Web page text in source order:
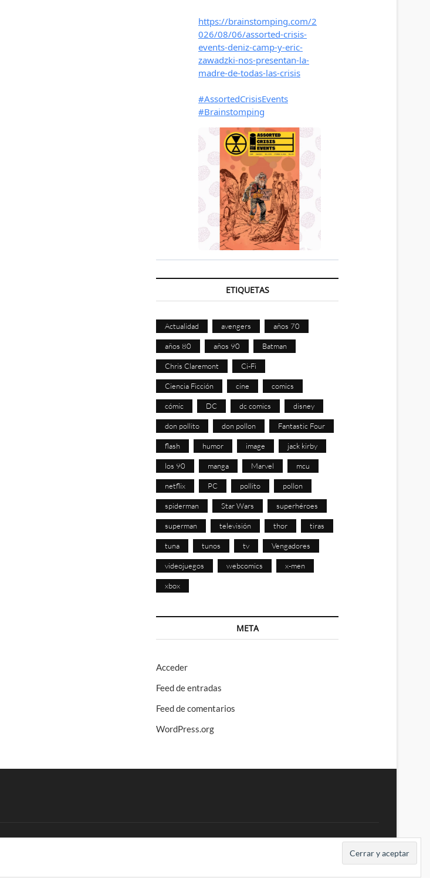
ETIQUETAS
Actualidad avengers años 70
años 80 años 90 Batman
Chris Claremont Ci-Fi
Ciencia Ficción cine comics
cómic DC dc comics disney
don pollito don pollon Fantastic Four
flash humor image jack kirby
los 90 manga Marvel mcu
netflix PC pollito pollon
spiderman Star Wars superhéroes
superman televisión thor tiras
tuna tunos tv Vengadores
videojuegos webcomics x-men
xbox
META
Acceder
Feed de entradas
Feed de comentarios
WordPress.org